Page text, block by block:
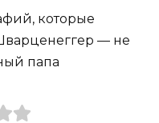
которые
— не
папа